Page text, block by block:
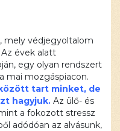
mely védjegyoltalom
évek alatt
egy olyan rendszert
mai mozgáspiacon.
tart minket, de
hagyjuk. Az ülő- és
a fokozott stressz
adódóan az alvásunk,